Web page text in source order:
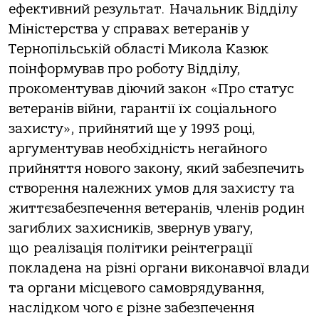
ефективний результат. Начальник Bідділу
Міністерства у справах ветеранів у
Тернопільській області Микола Казюк
поінформував про роботу Відділу,
прокоментував діючий закон «Про статус
ветеранів війни, гарантії їх соціального
захисту», прийнятий ще у 1993 році,
аргументував необхідність негайного
прийняття нового закону, який забезпечить
створення належних умов для захисту та
життєзабезпечення ветеранів, членів родин
загиблих захисників, звернув увагу,
що реалізація політики реінтеграції
покладена на різні органи виконавчої влади
та органи місцевого самоврядування,
наслідком чого є різне забезпечення